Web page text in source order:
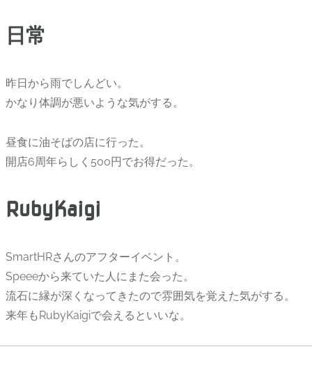
日常
昨日から雨でしんどい。
かなり体調が悪いような気がする。
昼食に油そばの店に行った。
開店6周年らしく500円でお得だった。
RubyKaigi
SmartHRさんのアフターイベント。
Speeeから来ていた人にまた会った。
流石に縁が深くなってきたので雰囲気を覚えた気がする。
来年もRubyKaigiで会えるといいな。